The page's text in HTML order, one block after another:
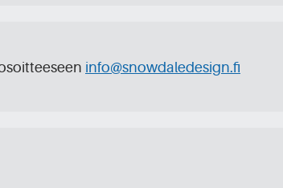
info@snowdaledesign.fi